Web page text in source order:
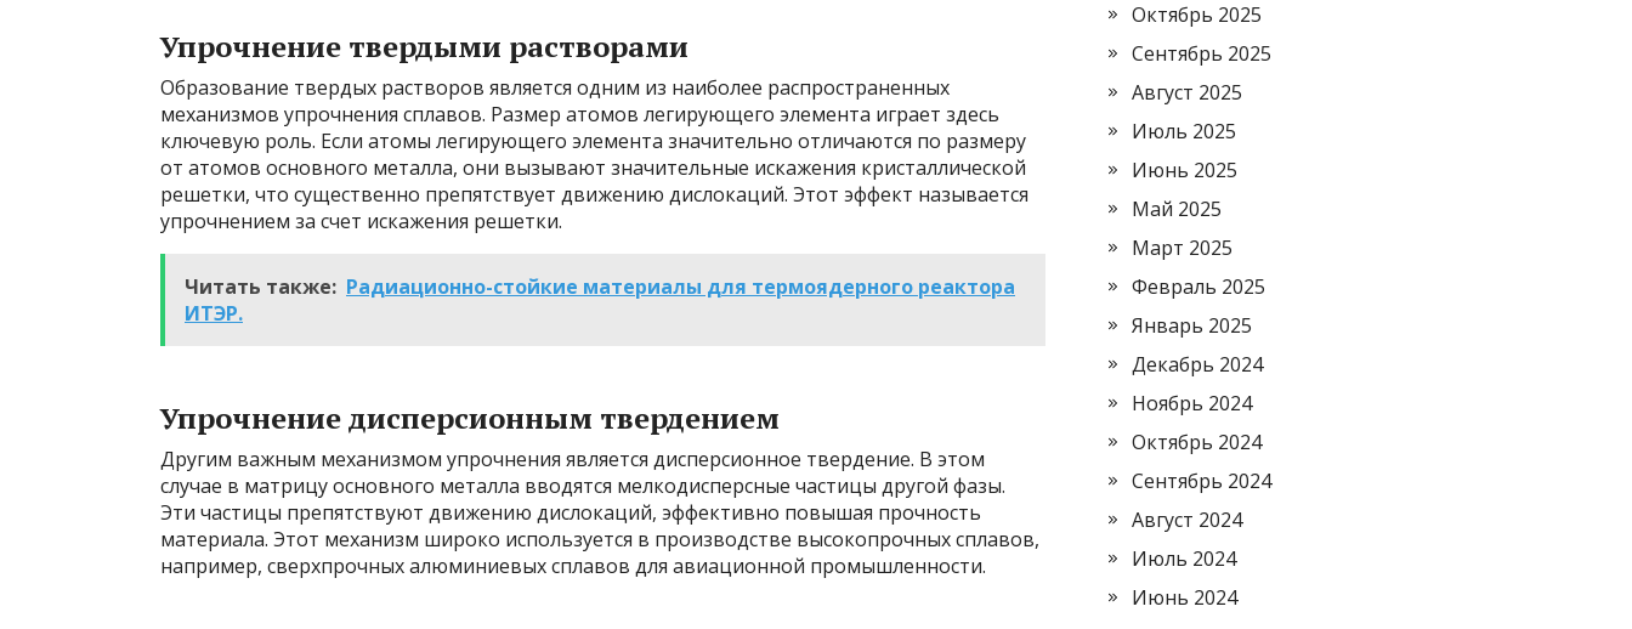
Упрочнение твердыми растворами
Образование твердых растворов является одним из наиболее распространенных
механизмов упрочнения сплавов. Размер атомов легирующего элемента играет здесь
ключевую роль. Если атомы легирующего элемента значительно отличаются по размеру
от атомов основного металла, они вызывают значительные искажения кристаллической
решетки, что существенно препятствует движению дислокаций. Этот эффект называется
упрочнением за счет искажения решетки.
Читать также: Радиационно-стойкие материалы для термоядерного реактора
ИТЭР.
Упрочнение дисперсионным твердением
Другим важным механизмом упрочнения является дисперсионное твердение. В этом
случае в матрицу основного металла вводятся мелкодисперсные частицы другой фазы.
Эти частицы препятствуют движению дислокаций, эффективно повышая прочность
материала. Этот механизм широко используется в производстве высокопрочных сплавов,
например, сверхпрочных алюминиевых сплавов для авиационной промышленности.
Октябрь 2025
Сентябрь 2025
Август 2025
Июль 2025
Июнь 2025
Май 2025
Март 2025
Февраль 2025
Январь 2025
Декабрь 2024
Ноябрь 2024
Октябрь 2024
Сентябрь 2024
Август 2024
Июль 2024
Июнь 2024